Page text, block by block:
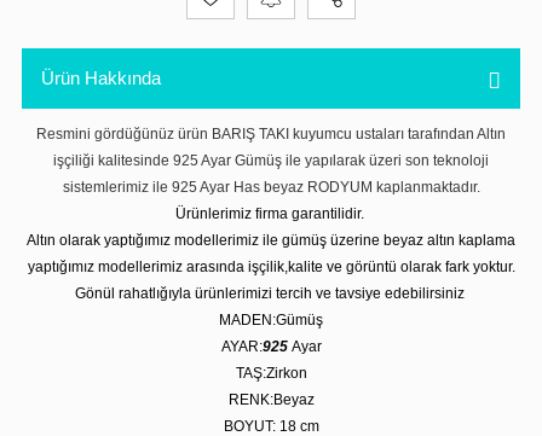
Ürün Hakkında
Resmini gördüğünüz ürün BARIŞ TAKI kuyumcu ustaları tarafından Altın
işçiliği kalitesinde 925 Ayar Gümüş ile yapılarak üzeri son teknoloji
sistemlerimiz ile 925 Ayar Has beyaz RODYUM kaplanmaktadır.
Ürünlerimiz firma garantilidir.
Altın olarak yaptığımız modellerimiz ile gümüş üzerine beyaz altın kaplama
yaptığımız modellerimiz arasında işçilik,kalite ve görüntü olarak fark yoktur.
Gönül rahatlığıyla ürünlerimizi tercih ve tavsiye edebilirsiniz
MADEN:Gümüş
AYAR:925 Ayar
TAŞ:Zirkon
RENK:Beyaz
BOYUT: 18 cm